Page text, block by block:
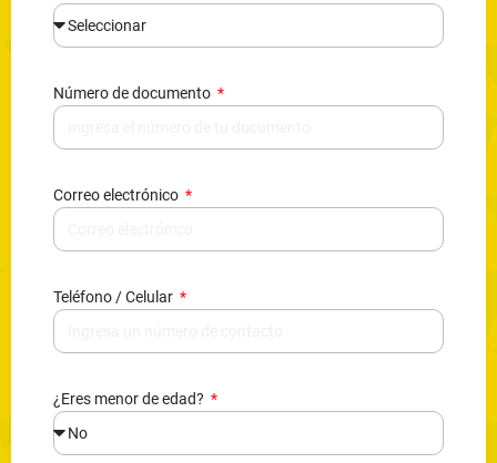
Número de documento
Correo electrónico
Teléfono / Celular
¿Eres menor de edad?